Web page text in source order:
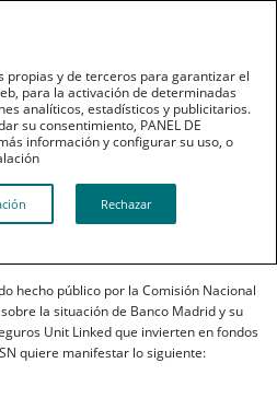
5/2015
hecho público por la Comisión Nacional
la situación de Banco Madrid y su
Unit Linked que invierten en fondos
quiere manifestar lo siguiente:
propias y de terceros para garantizar el
para la activación de determinadas
analíticos, estadísticos y publicitarios.
su consentimiento, PANEL DE
información y configurar su uso, o
Rechazar